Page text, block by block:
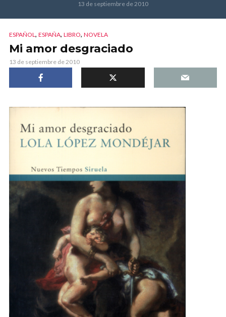
13 de septiembre de 2010
ESPAÑOL, ESPAÑA, LIBRO, NOVELA
Mi amor desgraciado
13 de septiembre de 2010